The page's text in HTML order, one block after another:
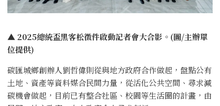
▲ 2025總統盃黑客松徵件啟動記者會大合影。(圖/主辦單
位提供)
碳匯城鄉創辦人劉哲偉則從與地方政府合作做起，盤點公有
土地、資產等資料媒合民間力量，從活化公共空間、尋求減
碳機會做起，目前已有整合社區、校園等生活圈的計畫，由